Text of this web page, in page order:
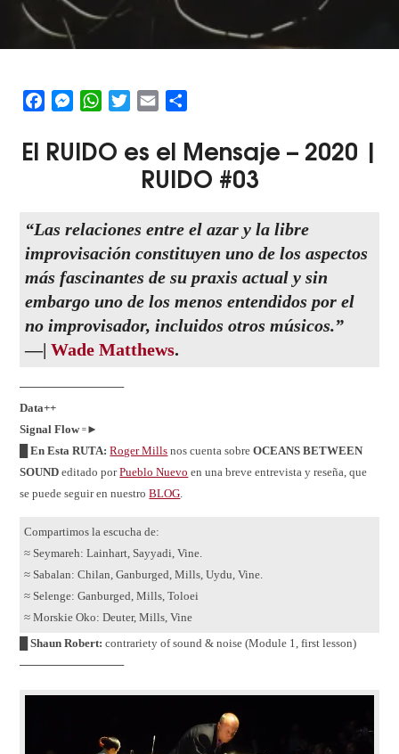
FacebookMessengerWhatsAppTwitterEmail
El RUIDO es el Mensaje – 2020 |
RUIDO #03
“Las relaciones entre el azar y la libre
improvisación constituyen uno de los aspectos
más fascinantes de su praxis actual y sin
embargo uno de los menos entendidos por el
no improvisador, incluidos otros músicos.”
—|Wade Matthews.
─────────────
Data++
Signal Flow꞊►
█ En Esta RUTA: Roger Mills nos cuenta sobreOCEANS BETWEEN
SOUND editado porPueblo Nuevo en una breve entrevista y reseña, que
se puede seguir en nuestroBLOG
Compartimos la escucha de:
≈ Seymareh: Lainhart, Sayyadi, Vine.
≈ Sabalan: Chilan, Ganburged, Mills, Uydu, Vine.
≈ Selenge: Ganburged, Mills, Toloei
≈ Morskie Oko: Deuter, Mills, Vine
█ Shaun Robert: contrariety of sound & noise (Module 1, first lesson)
─────────────